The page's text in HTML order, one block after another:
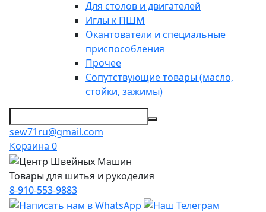
Для столов и двигателей
Иглы к ПШМ
Окантователи и специальные
приспособления
Прочее
Сопутствующие товары (масло,
стойки, зажимы)
sew71ru@gmail.com
Корзина 0
Товары для шитья и рукоделия
8-910-553-9883